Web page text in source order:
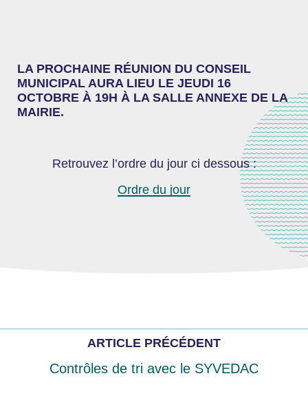
LA PROCHAINE RÉUNION DU CONSEIL
MUNICIPAL AURA LIEU LE JEUDI 16
OCTOBRE À 19H À LA SALLE ANNEXE DE LA
MAIRIE.
Retrouvez l’ordre du jour ci dessous :
Ordre du jour
ARTICLE PRÉCÉDENT
Contrôles de tri avec le SYVEDAC